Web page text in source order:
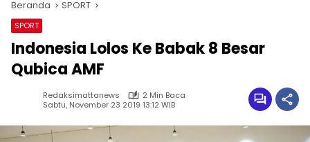
Beranda SPORT
SPORT
Indonesia Lolos Ke Babak 8 Besar
Qubica AMF
Redaksimattanews
2 Min Baca
Sabtu, November 23 2019 13:12 WIB